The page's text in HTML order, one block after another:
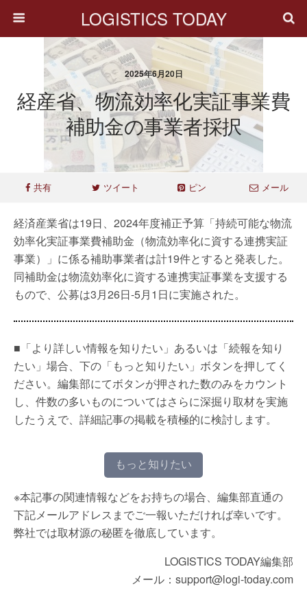
LOGISTICS TODAY
2025年6月20日
経産省、物流効率化実証事業費
補助金の事業者採択
共有 ツイート ピン メール
経済産業省は19日、2024年度補正予算「持続可能な物流
効率化実証事業費補助金（物流効率化に資する連携実証
事業）」に係る補助事業者は計19件とすると発表した。
同補助金は物流効率化に資する連携実証事業を支援する
もので、公募は3月26日-5月1日に実施された。
■「より詳しい情報を知りたい」あるいは「続報を知り
たい」場合、下の「もっと知りたい」ボタンを押してく
ださい。編集部にてボタンが押された数のみをカウント
し、件数の多いものについてはさらに深掘り取材を実施
したうえで、詳細記事の掲載を積極的に検討します。
もっと知りたい
※本記事の関連情報などをお持ちの場合、編集部直通の
下記メールアドレスまでご一報いただければ幸いです。
弊社では取材源の秘匿を徹底しています。
LOGISTICS TODAY編集部
メール：support@logi-today.com